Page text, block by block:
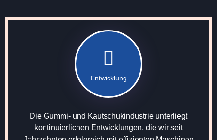
Entwicklung
Die Gummi- und Kautschukindustrie unterliegt
kontinuierlichen Entwicklungen, die wir seit